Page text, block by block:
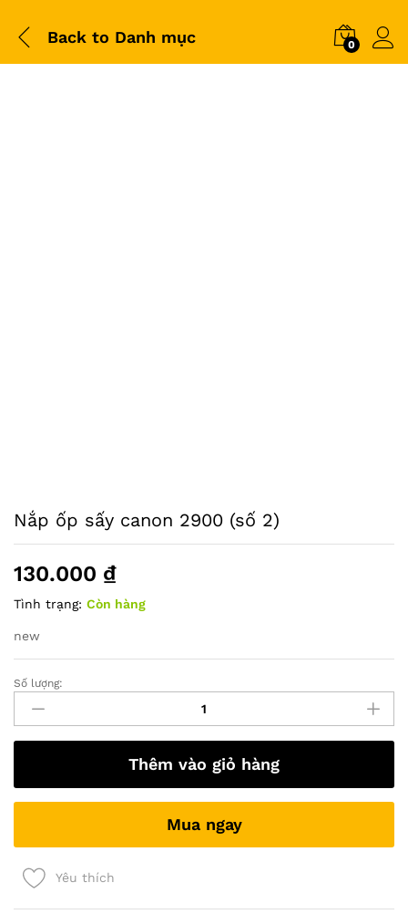
Back to Danh mục 0
Nắp ốp sấy canon 2900 (số 2)
130.000 ₫
Tình trạng: Còn hàng
new
Nắp
sấy
canon
(số
2)
Số lượng:
Thêm vào giỏ hàng
Mua ngay
Yêu thích